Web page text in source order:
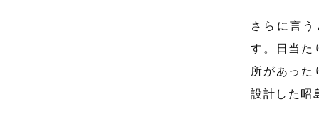
さらに言
す。日当た
所があった
設計した昭